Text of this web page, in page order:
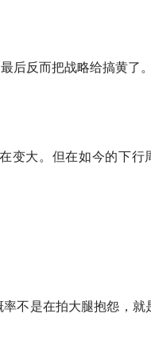
后反而把战略给搞黄了。
变大。但在如今的下行
不是在拍大腿抱怨，就